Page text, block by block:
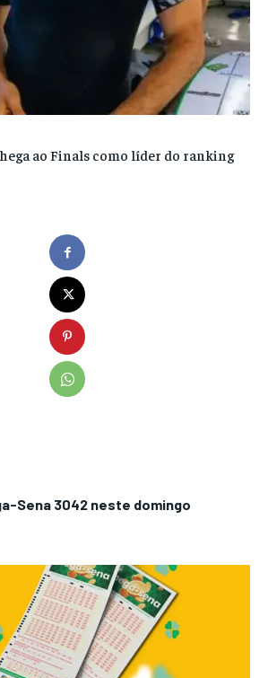
Sena 3042 neste domingo
ao Finals como líder do ranking